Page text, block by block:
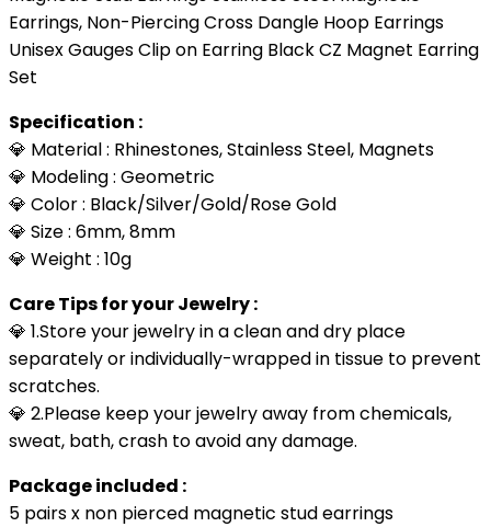
Earrings, Non-Piercing Cross Dangle Hoop Earrings
Unisex Gauges Clip on Earring Black CZ Magnet Earring
Set
Specification :
💎 Material : Rhinestones, Stainless Steel, Magnets
💎 Modeling : Geometric
💎 Color : Black/Silver/Gold/Rose Gold
💎 Size : 6mm, 8mm
💎 Weight : 10g
Care Tips for your Jewelry :
💎 1.Store your jewelry in a clean and dry place
separately or individually-wrapped in tissue to prevent
scratches.
💎 2.Please keep your jewelry away from chemicals,
sweat, bath, crash to avoid any damage.
Package included :
5 pairs x non pierced magnetic stud earrings